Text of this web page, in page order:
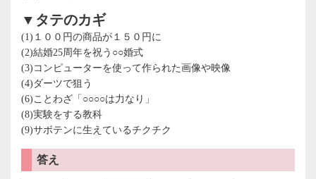
▼タテのカギ
(1)１００円の商品が１５０円に
(2)結婚25周年を祝う○○婚式
(3)コンピューターを使って作られた画像や映像
(4)ダーツで狙う
(6)ことわざ「○○○○は力なり」
(8)実験をする教科
(9)サボテンに生えているチクチク
答え